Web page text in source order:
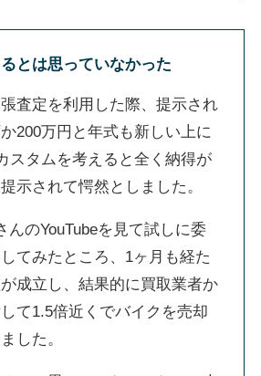
とは思っていなかった
査定を利用した際、提示され
200万円と年式も新しい上に
スタムを考えると全く納得が
示されて愕然としました。
んのYouTubeを見て試しに委
てみたところ、1ヶ月も経た
成立し、結果的に買取業者か
て1.5倍近くでバイクを売却
した。